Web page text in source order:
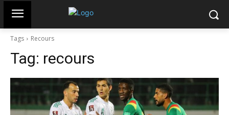
Tags Recours
Tag: recours